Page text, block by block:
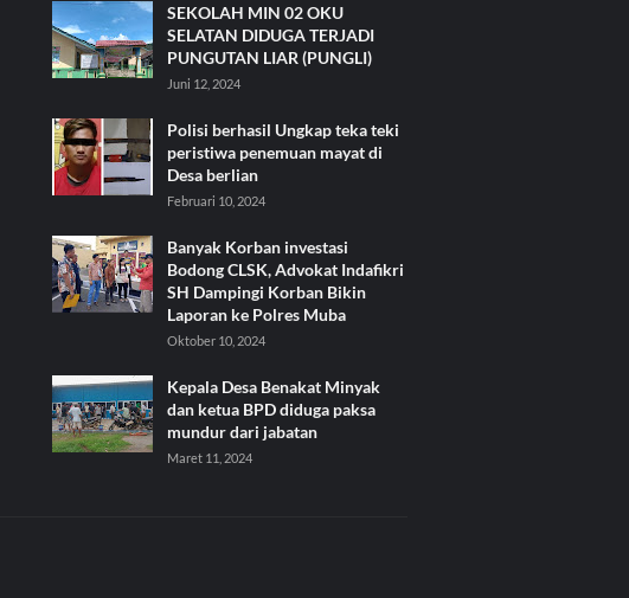
SEKOLAH MIN 02 OKU
SELATAN DIDUGA TERJADI
PUNGUTAN LIAR (PUNGLI)
Juni 12, 2024
Polisi berhasil Ungkap teka teki
peristiwa penemuan mayat di
Desa berlian
Februari 10, 2024
Banyak Korban investasi
Bodong CLSK, Advokat Indafikri
SH Dampingi Korban Bikin
Laporan ke Polres Muba
Oktober 10, 2024
Kepala Desa Benakat Minyak
dan ketua BPD diduga paksa
mundur dari jabatan
Maret 11, 2024